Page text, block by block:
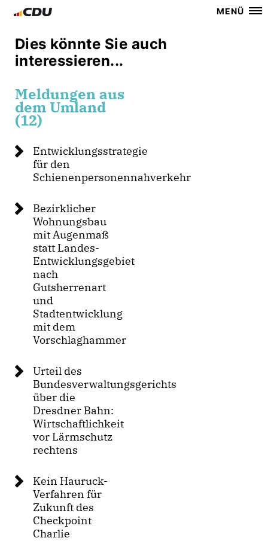
MENÜ
Dies könnte Sie auch
interessieren...
Meldungen aus
dem Umland
(12)
Entwicklungsstrategie
für den
Schienenpersonennahverkehr
Bezirklicher
Wohnungsbau
mit Augenmaß
statt Landes-
Entwicklungsgebiet
nach
Gutsherrenart
und
Stadtentwicklung
mit dem
Vorschlaghammer
Urteil des
Bundesverwaltungsgerichts
über die
Dresdner Bahn:
Wirtschaftlichkeit
vor Lärmschutz
rechtens
Kein Hauruck-
Verfahren für
Zukunft des
Checkpoint
Charlie